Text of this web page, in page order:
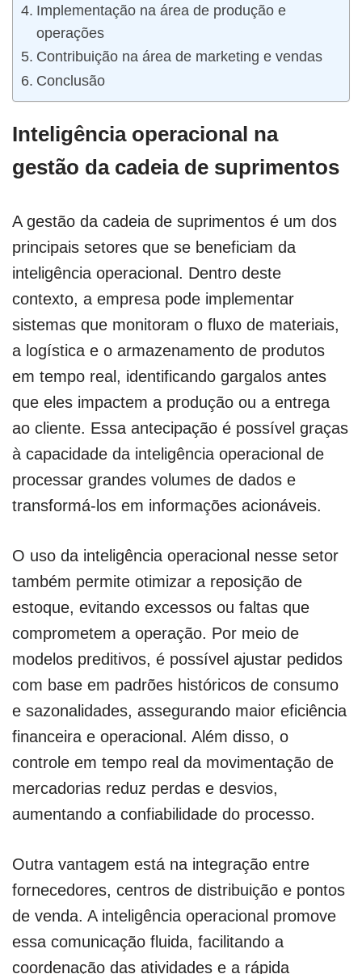
Implementação na área de produção e
operações
Contribuição na área de marketing e vendas
Conclusão
Inteligência operacional na
gestão da cadeia de suprimentos
A gestão da cadeia de suprimentos é um dos
principais setores que se beneficiam da
inteligência operacional. Dentro deste
contexto, a empresa pode implementar
sistemas que monitoram o fluxo de materiais,
a logística e o armazenamento de produtos
em tempo real, identificando gargalos antes
que eles impactem a produção ou a entrega
ao cliente. Essa antecipação é possível graças
à capacidade da inteligência operacional de
processar grandes volumes de dados e
transformá-los em informações acionáveis.
O uso da inteligência operacional nesse setor
também permite otimizar a reposição de
estoque, evitando excessos ou faltas que
comprometem a operação. Por meio de
modelos preditivos, é possível ajustar pedidos
com base em padrões históricos de consumo
e sazonalidades, assegurando maior eficiência
financeira e operacional. Além disso, o
controle em tempo real da movimentação de
mercadorias reduz perdas e desvios,
aumentando a confiabilidade do processo.
Outra vantagem está na integração entre
fornecedores, centros de distribuição e pontos
de venda. A inteligência operacional promove
essa comunicação fluida, facilitando a
coordenação das atividades e a rápida